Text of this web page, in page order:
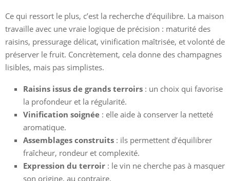
Ce qui ressort le plus, c’est la recherche d’équilibre. La maison
travaille avec une vraie logique de précision : maturité des
raisins, pressurage délicat, vinification maîtrisée, et volonté de
préserver le fruit. Concrètement, cela donne des champagnes
lisibles, mais pas simplistes.
Raisins issus de grands terroirs : un choix qui favorise
la profondeur et la régularité.
Vinification soignée : elle aide à conserver la netteté
aromatique.
Assemblages construits : ils permettent d’équilibrer
fraîcheur, rondeur et complexité.
Expression du terroir : le vin ne cherche pas à masquer
son origine, au contraire.